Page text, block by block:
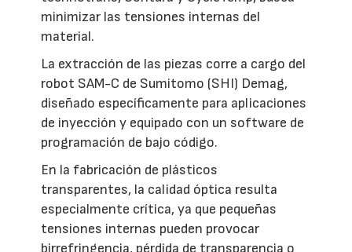
minimizar las tensiones internas del
material.
La extracción de las piezas corre a cargo del
robot SAM-C de Sumitomo (SHI) Demag,
diseñado específicamente para aplicaciones
de inyección y equipado con un software de
programación de bajo código.
En la fabricación de plásticos
transparentes, la calidad óptica resulta
especialmente crítica, ya que pequeñas
tensiones internas pueden provocar
birrefringencia, pérdida de transparencia o